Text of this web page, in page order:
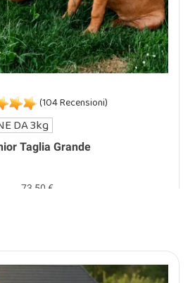
Taglia Grande
(104 Recensioni)
73,50 €
DA 3kg